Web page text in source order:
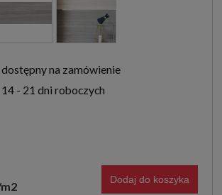
dostępny na zamówienie
14 - 21 dni roboczych
m2 Dodaj do koszyka